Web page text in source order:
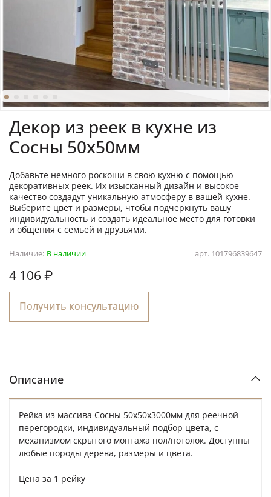
арт. 101796839647
Наличие: В наличии
Декор из реек в кухне из
Сосны 50х50мм
4 106 ₽
Получить консультацию
Добавьте немного роскоши в свою кухню с помощью
декоративных реек. Их изысканный дизайн и высокое
качество создадут уникальную атмосферу в вашей кухне.
Выберите цвет и размеры, чтобы подчеркнуть вашу
индивидуальность и создать идеальное место для готовки
и общения с семьей и друзьями.
Описание
Рейка из массива Сосны 50х50х3000мм для реечной
перегородки, индивидуальный подбор цвета, с
механизмом скрытого монтажа пол/потолок. Доступны
любые породы дерева, размеры и цвета.
Цена за 1 рейку